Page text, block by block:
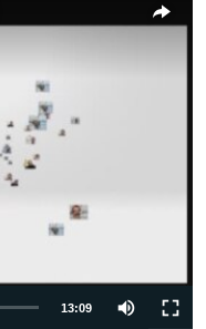
available
13:09